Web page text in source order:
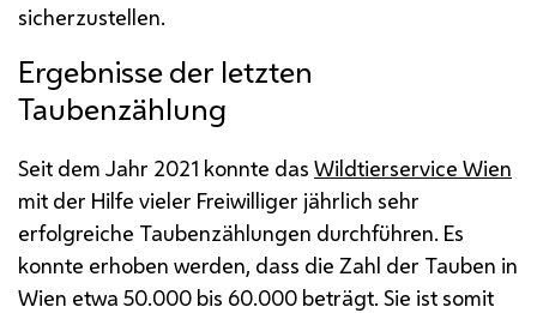
sicherzustellen.
Ergebnisse der letzten
Taubenzählung
Seit dem Jahr 2021 konnte das Wildtierservice Wien
mit der Hilfe vieler Freiwilliger jährlich sehr
erfolgreiche Taubenzählungen durchführen. Es
konnte erhoben werden, dass die Zahl der Tauben in
Wien etwa 50.000 bis 60.000 beträgt. Sie ist somit